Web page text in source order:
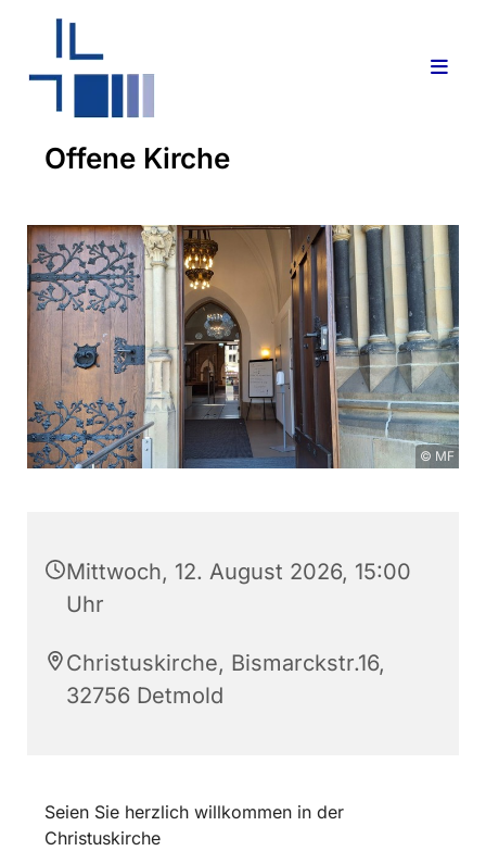
Offene Kirche
© MF
Mittwoch, 12. August 2026, 15:00
Uhr
Christuskirche, Bismarckstr.16,
32756 Detmold
Seien Sie herzlich willkommen in der
Christuskirche